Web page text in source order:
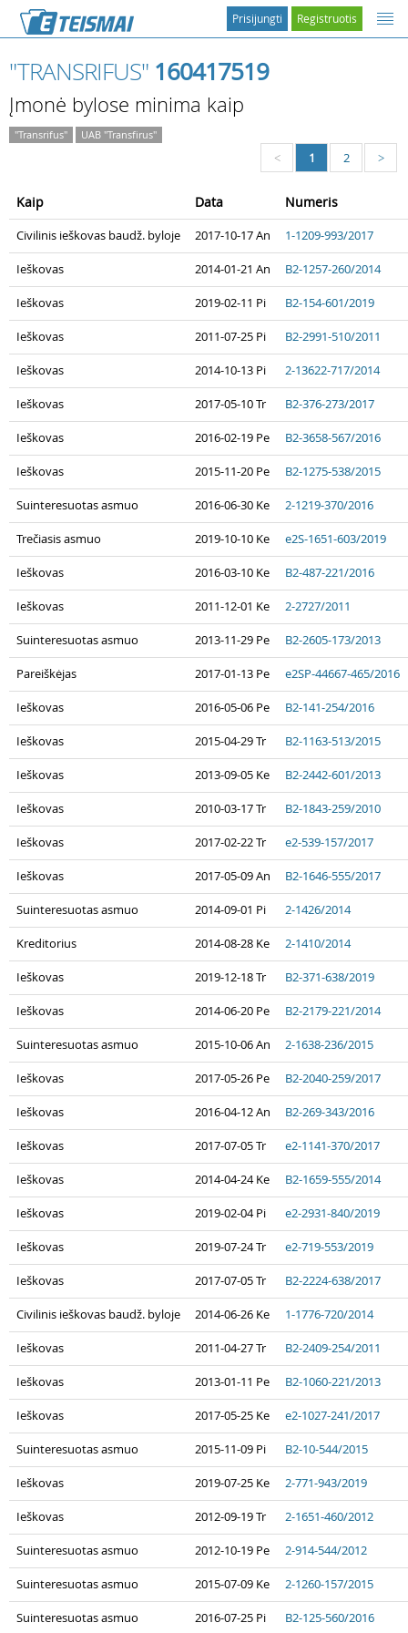
Registruotis
Prisijungti
"TRANSRIFUS" 160417519
Įmonė bylose minima kaip
"Transrifus" UAB "Transfirus"
< 1 2 >
Kaip Data Numeris
Civilinis ieškovas baudž. byloje 2017-10-17 An 1-1209-993/2017
Ieškovas 2014-01-21 An B2-1257-260/2014
Ieškovas 2019-02-11 Pi B2-154-601/2019
Ieškovas 2011-07-25 Pi B2-2991-510/2011
Ieškovas 2014-10-13 Pi 2-13622-717/2014
Ieškovas 2017-05-10 Tr B2-376-273/2017
Ieškovas 2016-02-19 Pe B2-3658-567/2016
Ieškovas 2015-11-20 Pe B2-1275-538/2015
Suinteresuotas asmuo 2016-06-30 Ke 2-1219-370/2016
Trečiasis asmuo 2019-10-10 Ke e2S-1651-603/2019
Ieškovas 2016-03-10 Ke B2-487-221/2016
Ieškovas 2011-12-01 Ke 2-2727/2011
Suinteresuotas asmuo 2013-11-29 Pe B2-2605-173/2013
Pareiškėjas 2017-01-13 Pe e2SP-44667-465/2016
Ieškovas 2016-05-06 Pe B2-141-254/2016
Ieškovas 2015-04-29 Tr B2-1163-513/2015
Ieškovas 2013-09-05 Ke B2-2442-601/2013
Ieškovas 2010-03-17 Tr B2-1843-259/2010
Ieškovas 2017-02-22 Tr e2-539-157/2017
Ieškovas 2017-05-09 An B2-1646-555/2017
Suinteresuotas asmuo 2014-09-01 Pi 2-1426/2014
Kreditorius 2014-08-28 Ke 2-1410/2014
Ieškovas 2019-12-18 Tr B2-371-638/2019
Ieškovas 2014-06-20 Pe B2-2179-221/2014
Suinteresuotas asmuo 2015-10-06 An 2-1638-236/2015
Ieškovas 2017-05-26 Pe B2-2040-259/2017
Ieškovas 2016-04-12 An B2-269-343/2016
Ieškovas 2017-07-05 Tr e2-1141-370/2017
Ieškovas 2014-04-24 Ke B2-1659-555/2014
Ieškovas 2019-02-04 Pi e2-2931-840/2019
Ieškovas 2019-07-24 Tr e2-719-553/2019
Ieškovas 2017-07-05 Tr B2-2224-638/2017
Civilinis ieškovas baudž. byloje 2014-06-26 Ke 1-1776-720/2014
Ieškovas 2011-04-27 Tr B2-2409-254/2011
Ieškovas 2013-01-11 Pe B2-1060-221/2013
Ieškovas 2017-05-25 Ke e2-1027-241/2017
Suinteresuotas asmuo 2015-11-09 Pi B2-10-544/2015
Ieškovas 2019-07-25 Ke 2-771-943/2019
Ieškovas 2012-09-19 Tr 2-1651-460/2012
Suinteresuotas asmuo 2012-10-19 Pe 2-914-544/2012
Suinteresuotas asmuo 2015-07-09 Ke 2-1260-157/2015
Suinteresuotas asmuo 2016-07-25 Pi B2-125-560/2016